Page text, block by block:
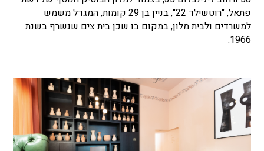
פתאל, "רוטשילד 22", בניין בן 29 קומות, המגדל משמש
למשרדים ולבית מלון, במקום בו שכן בית צים שנשרף בשנת
1966.